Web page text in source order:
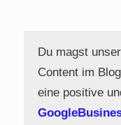
Du magst
Content im
eine positive